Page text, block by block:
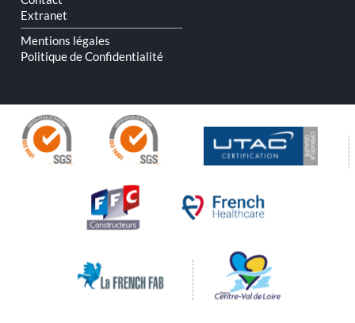
Extranet
Mentions légales
Politique de Confidentialité